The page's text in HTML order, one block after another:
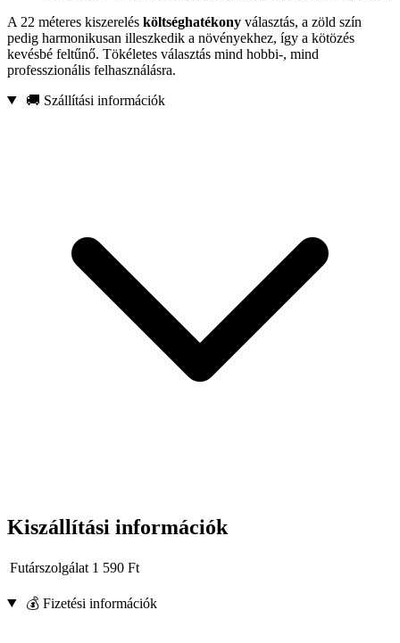
A 22 méteres kiszerelés költséghatékony választás, a zöld szín
pedig harmonikusan illeszkedik a növényekhez, így a kötözés
kevésbé feltűnő. Tökéletes választás mind hobbi-, mind
professzionális felhasználásra.
🚚 Szállítási információk
Kiszállítási információk
Futárszolgálat 1 590 Ft
💰 Fizetési információk